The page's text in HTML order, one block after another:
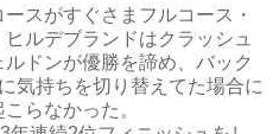
スがすぐさまフルコース・
ルデブランドはクラッシュ
ドンが優勝を諦め、バック
気持ちを切り替えてた場合に
らなかった。